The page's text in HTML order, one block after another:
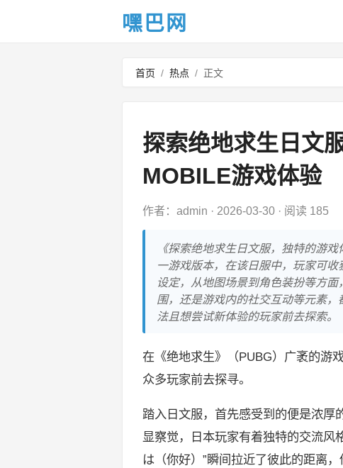
嘿巴网
首页 / 热点 / 正文
探索绝地求生日文
MOBILE游戏体验
作者：admin · 2026-03-30 · 阅读 185
《探索绝地求生日文服，独特的游
一游戏版本，在该日服中，玩家可
设定，从地图场景到角色装扮等方
围，还是游戏内的社交互动等元素
法且想尝试新体验的玩家前去探索。
在《绝地求生》（PUBG）广袤的游
众多玩家前去探寻。
踏入日文服，首先感受到的便是浓厚
显察觉，日本玩家有着独特的交流风
は（你好）”瞬间拉近了彼此的距离